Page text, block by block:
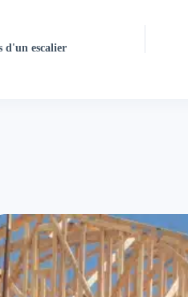
d'un escalier